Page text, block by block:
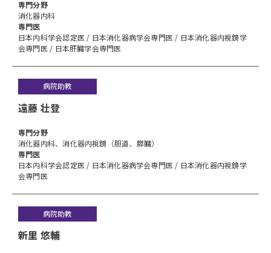
専⾨分野
消化器内科
専門医
日本内科学会認定医 / 日本消化器病学会専門医 / 日本消化器内視鏡学
会専門医 / 日本肝臓学会専門医
病院助教
遠藤 壮登
専⾨分野
消化器内科、消化器内視鏡（胆道、膵臓）
専門医
日本内科学会認定医 / 日本消化器病学会専門医 / 日本消化器内視鏡学
会専門医
病院助教
新里 悠輔